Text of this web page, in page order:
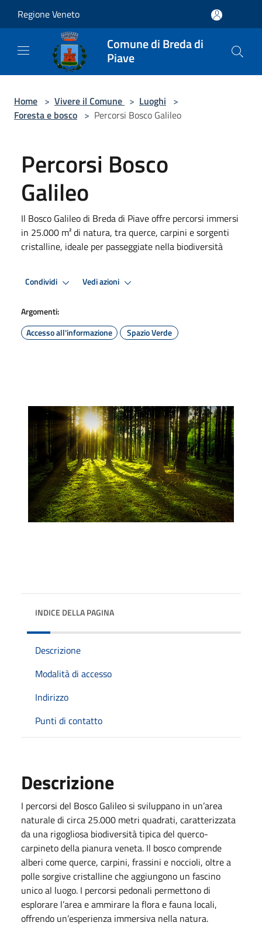
Regione Veneto
Comune di Breda di
Piave
Home > Vivere il Comune > Luoghi >
Foresta e bosco > Percorsi Bosco Galileo
Percorsi Bosco
Galileo
Il Bosco Galileo di Breda di Piave offre percorsi immersi
in 25.000 m² di natura, tra querce, carpini e sorgenti
cristalline, ideale per passeggiate nella biodiversità
Condividi Vedi azioni
Argomenti:
Accesso all'informazione
Spazio Verde
INDICE DELLA PAGINA
Descrizione
Modalità di accesso
Indirizzo
Punti di contatto
Descrizione
I percorsi del Bosco Galileo si sviluppano in un’area
naturale di circa 25.000 metri quadrati, caratterizzata
da una rigogliosa biodiversità tipica del querco-
carpineto della pianura veneta. Il bosco comprende
alberi come querce, carpini, frassini e noccioli, oltre a
polle sorgive cristalline che aggiungono un fascino
unico al luogo. I percorsi pedonali permettono di
esplorare l’area e ammirare la flora e fauna locali,
offrendo un’esperienza immersiva nella natura​.